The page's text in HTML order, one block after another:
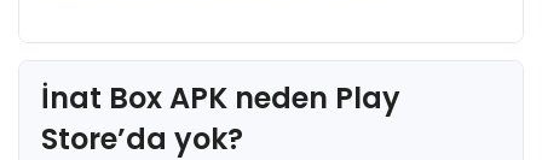
İnat Box APK neden Play
Store’da yok?